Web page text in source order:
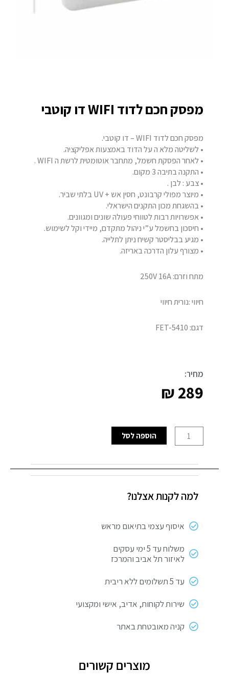
מפסק חכם לדוד WIFI דו קוטבי
מפסק חכם לדוד WIFI – דו קוטבי.
• לשליטה מלא ה על הדוד באמצעות אפליקציה.
• לאחר הפסקת חשמל, מתחבר אוטומטית לרשת ה WIFI .
• התקנה בתיבה 3 מקום.
• צבע : לבן .
• מיוצר מפולי קרבונט, חסין אש + UV בלתי שביר.
• בהשגחת מכון התקנים הישראלי.
• אפשרויות רבות לטווחי פעולה שונים ומגוונים.
• חיסכון בחשמל ע”י ניהול מתקדם, מיידי וקל לשימוש.
• מגיע בבליסטר קשיח ניתן לתלייה.
• מצורף עלון הדרכה באריזה.
מתח וזרם: 250V 16A
חיווי :נורית חיווי
דגם: FET-5410
מחיר:
₪289
של
חכם
WIFI
קוטבי
הוספה לסל
למה לקנות אצלנו?
איסוף עצמי בתיאום מראש
משלוח עד 5 ימי עסקים
לאיזור תל אביב והמרכז
עד 5 תשלומים ללא ריבית
שירות לקוחות, אדיב, אישי ומקצועי
קניה מאובטחת באתר
מוצרים קשורים